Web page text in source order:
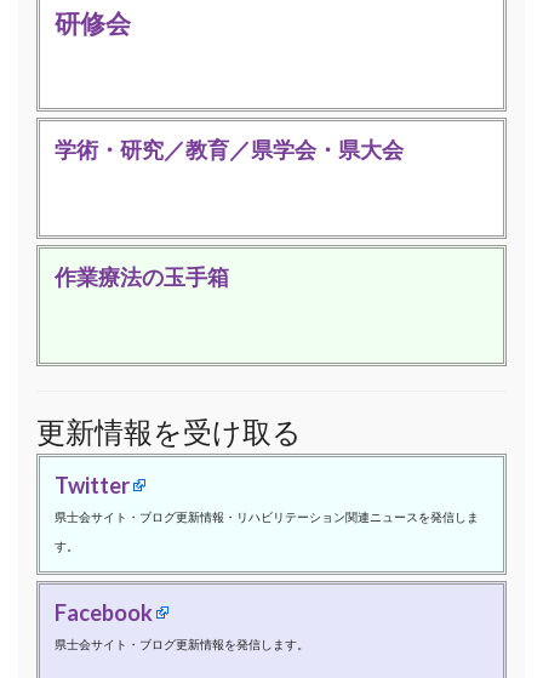
研修会
学術・研究／教育／県学会・県大会
作業療法の玉手箱
更新情報を受け取る
Twitter
県士会サイト・ブログ更新情報・リハビリテーション関連ニュースを発信しま
す。
Facebook
県士会サイト・ブログ更新情報を発信します。